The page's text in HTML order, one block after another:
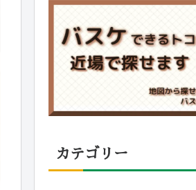
カテゴリー